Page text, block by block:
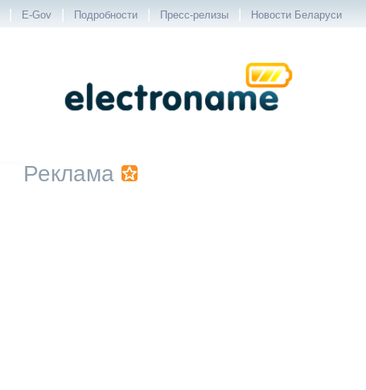
| E-Gov | Подробности | Пресс-релизы | Новости Беларуси
Реклама